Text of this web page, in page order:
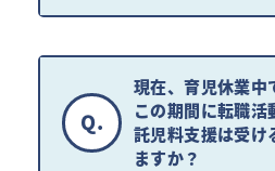
Q.
現在、育児休業中
この期間に転職活
託児料支援は受け
ますか？